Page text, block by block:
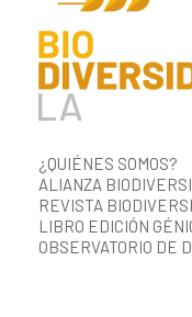
¿QUIÉNES SOMOS?
ALIANZA
REVISTA
LIBRO EDICIÓN
OBSERVATORIO DE